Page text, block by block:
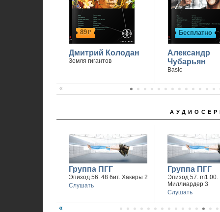
89р
Дмитрий Колодан
Земля гигантов
Бесплатно
Александр
Чубарьян
Basic
Группа ПГГ
Эпизод 56. 48 бит. Хакеры 2
Слушать
Группа ПГГ
Эпизод 57. m1.00.
Миллиардер 3
Слушать